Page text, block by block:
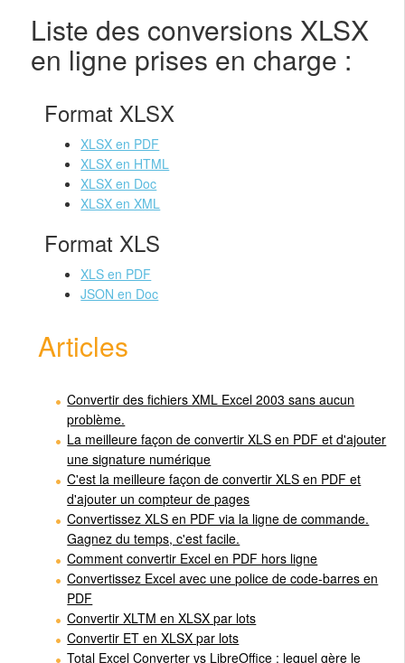
Liste des conversions XLSX
en ligne prises en charge :
Format XLSX
XLSX en PDF
XLSX en HTML
XLSX en Doc
XLSX en XML
Format XLS
XLS en PDF
JSON en Doc
Articles
Convertir des fichiers XML Excel 2003 sans aucun
problème.
La meilleure façon de convertir XLS en PDF et d'ajouter
une signature numérique
C'est la meilleure façon de convertir XLS en PDF et
d'ajouter un compteur de pages
Convertissez XLS en PDF via la ligne de commande.
Gagnez du temps, c'est facile.
Comment convertir Excel en PDF hors ligne
Convertissez Excel avec une police de code-barres en
PDF
Convertir XLTM en XLSX par lots
Convertir ET en XLSX par lots
Total Excel Converter vs LibreOffice : lequel gère le